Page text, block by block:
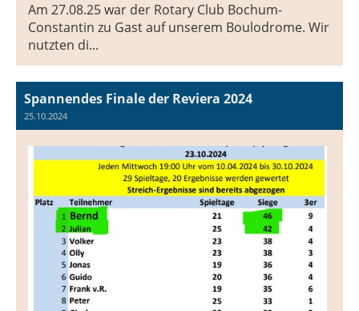
Am 27.08.25 war der Rotary Club Bochum-
Constantin zu Gast auf unserem Boulodrome. Wir
nutzten di...
Spannendes Finale der Reviera 2024
25.10.2024